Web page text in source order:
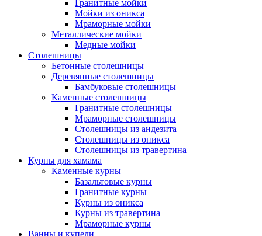
Гранитные мойки
Мойки из оникса
Мраморные мойки
Металлические мойки
Медные мойки
Столешницы
Бетонные столешницы
Деревянные столешницы
Бамбуковые столешницы
Каменные столешницы
Гранитные столешницы
Мраморные столешницы
Столешницы из андезита
Столешницы из оникса
Столешницы из травертина
Курны для хамама
Каменные курны
Базальтовые курны
Гранитные курны
Курны из оникса
Курны из травертина
Мраморные курны
Ванны и купели